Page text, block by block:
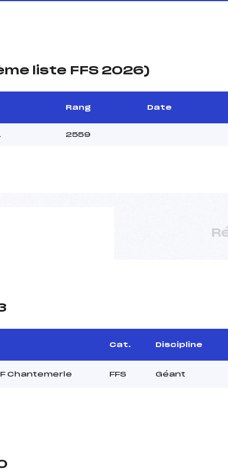
liste FFS 2026)
Rang Date
2559
Cat. Discipline
Chantemerle FFS Géant